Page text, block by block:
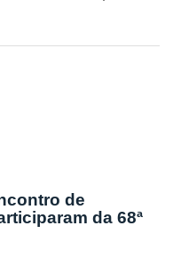
de
da 68ª